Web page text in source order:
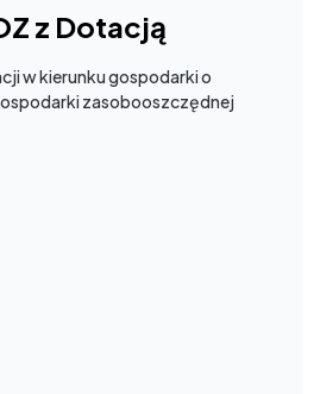
z Dotacją
w kierunku gospodarki o
zasobooszczędnej